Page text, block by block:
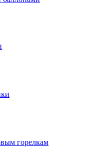
горелкам